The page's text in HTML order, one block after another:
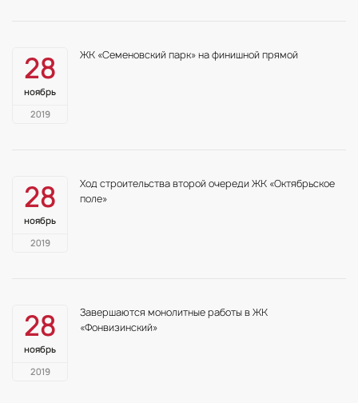
28
ноябрь
2019
ЖК «Семеновский парк» на финишной прямой
28
ноябрь
2019
Ход строительства второй очереди ЖК «Октябрьское
поле»
28
ноябрь
2019
Завершаются монолитные работы в ЖК
«Фонвизинский»